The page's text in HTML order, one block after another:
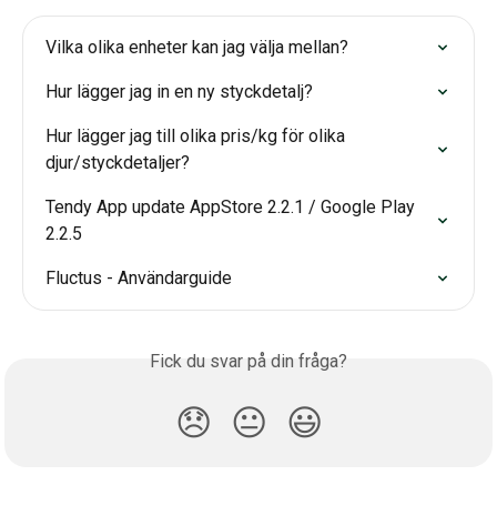
Vilka olika enheter kan jag välja mellan?
Hur lägger jag in en ny styckdetalj?
Hur lägger jag till olika pris/kg för olika
djur/styckdetaljer?
Tendy App update AppStore 2.2.1 / Google Play
2.2.5
Fluctus - Användarguide
Fick du svar på din fråga?
😞 😐 😃